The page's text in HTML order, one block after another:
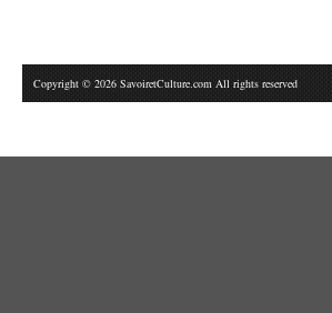
Copyright © 2026 SavoiretCulture.com All rights reserved